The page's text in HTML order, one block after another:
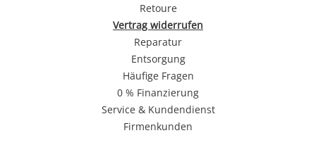
Retoure
Vertrag widerrufen
Reparatur
Entsorgung
Häufige Fragen
0 % Finanzierung
Service & Kundendienst
Firmenkunden